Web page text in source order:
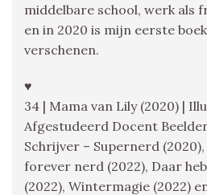
middelbare school, werk als
en in 2020 is mijn eerste
verschenen.
♥
34 | Mama van Lily (2020) |
Afgestudeerd Docent
Schrijver – Supernerd
forever nerd (2022), Daar
(2022), Wintermagie (2022)